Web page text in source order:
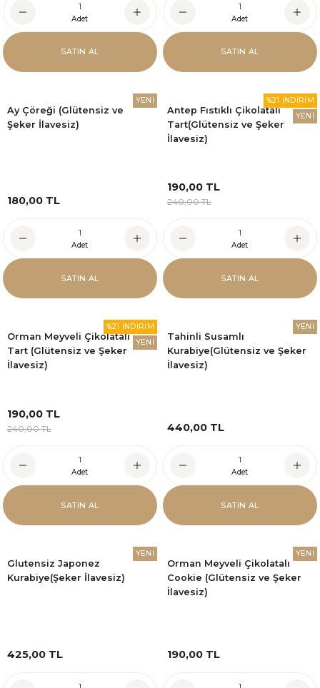
Adet
SATIN AL
Adet
SATIN AL
YENİ
Ay Çöreği (Glütensiz ve
Şeker İlavesiz)
180,00 TL
Adet
SATIN AL
%21 İNDİRİM
YENİ
Antep Fıstıklı Çikolatalı
Tart(Glütensiz ve Şeker
İlavesiz)
190,00 TL
240,00 TL
Adet
SATIN AL
%21 İNDİRİM
YENİ
Orman Meyveli Çikolatalı
Tart (Glütensiz ve Şeker
İlavesiz)
190,00 TL
240,00 TL
Adet
SATIN AL
YENİ
Tahinli Susamlı
Kurabiye(Glütensiz ve Şeker
İlavesiz)
440,00 TL
Adet
SATIN AL
YENİ
Glutensiz Japonez
Kurabiye(Şeker İlavesiz)
425,00 TL
YENİ
Orman Meyveli Çikolatalı
Cookie (Glütensiz ve Şeker
İlavesiz)
190,00 TL